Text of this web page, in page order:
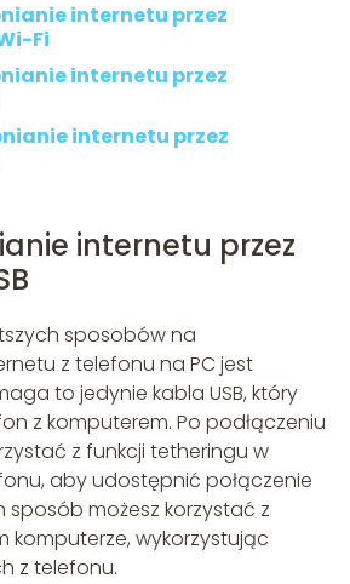
internetu przez
Fi
internetu przez
internetu przez
internetu przez
sposobów na
z telefonu na PC jest
to jedynie kabla USB, który
z komputerem. Po podłączeniu
z funkcji tetheringu w
aby udostępnić połączenie
sposób możesz korzystać z
komputerze, wykorzystując
z telefonu.